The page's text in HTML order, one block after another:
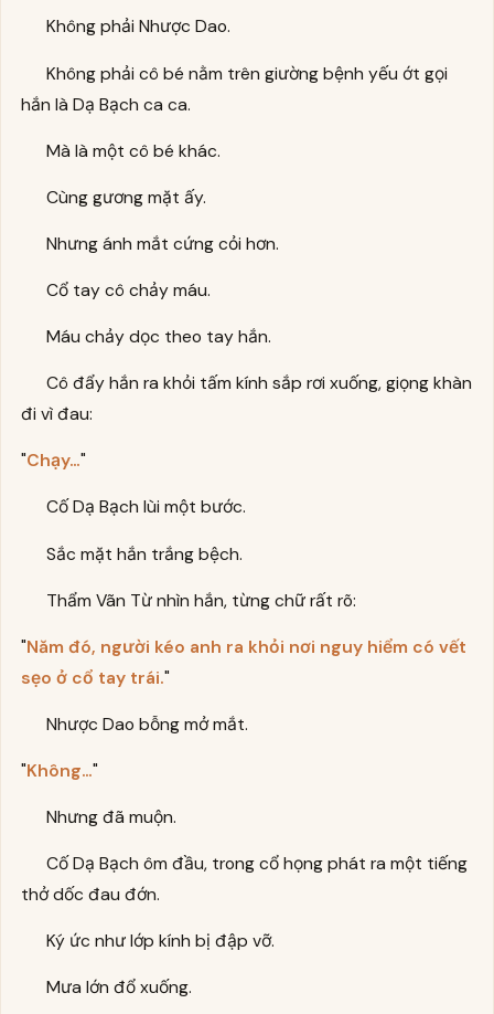
Không phải Nhược Dao.
Không phải cô bé nằm trên giường bệnh yếu ớt gọi
hắn là Dạ Bạch ca ca.
Mà là một cô bé khác.
Cùng gương mặt ấy.
Nhưng ánh mắt cứng cỏi hơn.
Cổ tay cô chảy máu.
Máu chảy dọc theo tay hắn.
Cô đẩy hắn ra khỏi tấm kính sắp rơi xuống, giọng khàn
đi vì đau:
"Chạy…"
Cố Dạ Bạch lùi một bước.
Sắc mặt hắn trắng bệch.
Thẩm Vãn Từ nhìn hắn, từng chữ rất rõ:
"Năm đó, người kéo anh ra khỏi nơi nguy hiểm có vết
sẹo ở cổ tay trái."
Nhược Dao bỗng mở mắt.
"Không…"
Nhưng đã muộn.
Cố Dạ Bạch ôm đầu, trong cổ họng phát ra một tiếng
thở dốc đau đớn.
Ký ức như lớp kính bị đập vỡ.
Mưa lớn đổ xuống.